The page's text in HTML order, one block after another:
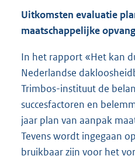
Uitkomsten evaluatie
maatschappelijke opvang
In het rapport «Het kan
Nederlandse
Trimbos-instituut de
succesfactoren en
jaar plan van aanpak
Tevens wordt ingegaan
bruikbaar zijn voor het